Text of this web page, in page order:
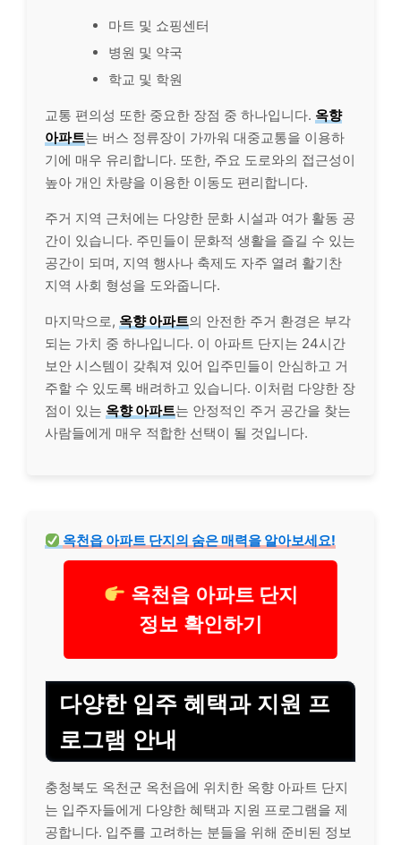
마트 및 쇼핑센터
병원 및 약국
학교 및 학원
교통 편의성 또한 중요한 장점 중 하나입니다. 옥향
아파트는 버스 정류장이 가까워 대중교통을 이용하
기에 매우 유리합니다. 또한, 주요 도로와의 접근성이
높아 개인 차량을 이용한 이동도 편리합니다.
주거 지역 근처에는 다양한 문화 시설과 여가 활동 공
간이 있습니다. 주민들이 문화적 생활을 즐길 수 있는
공간이 되며, 지역 행사나 축제도 자주 열려 활기찬
지역 사회 형성을 도와줍니다.
마지막으로, 옥향 아파트의 안전한 주거 환경은 부각
되는 가치 중 하나입니다. 이 아파트 단지는 24시간
보안 시스템이 갖춰져 있어 입주민들이 안심하고 거
주할 수 있도록 배려하고 있습니다. 이처럼 다양한 장
점이 있는 옥향 아파트는 안정적인 주거 공간을 찾는
사람들에게 매우 적합한 선택이 될 것입니다.
옥천읍 아파트 단지의 숨은 매력을 알아보세요!
옥천읍 아파트 단지
정보 확인하기
다양한 입주 혜택과 지원 프
로그램 안내
충청북도 옥천군 옥천읍에 위치한 옥향 아파트 단지
는 입주자들에게 다양한 혜택과 지원 프로그램을 제
공합니다. 입주를 고려하는 분들을 위해 준비된 정보